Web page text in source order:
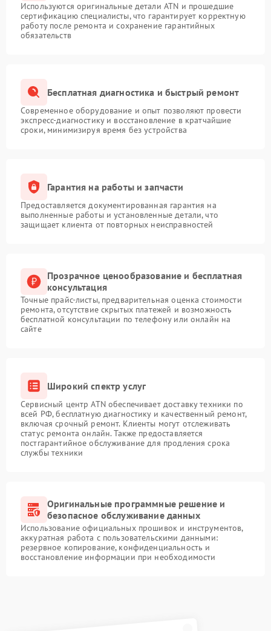
Используются оригинальные детали ATN и прошедшие
сертификацию специалисты, что гарантирует корректную
работу после ремонта и сохранение гарантийных
обязательств
Бесплатная диагностика и быстрый ремонт
Современное оборудование и опыт позволяют провести
экспресс-диагностику и восстановление в кратчайшие
сроки, минимизируя время без устройства
Гарантия на работы и запчасти
Предоставляется документированная гарантия на
выполненные работы и установленные детали, что
защищает клиента от повторных неисправностей
Прозрачное ценообразование и бесплатная
консультация
Точные прайс-листы, предварительная оценка стоимости
ремонта, отсутствие скрытых платежей и возможность
бесплатной консультации по телефону или онлайн на
сайте
Широкий спектр услуг
Сервисный центр ATN обеспечивает доставку техники по
всей РФ, бесплатную диагностику и качественный ремонт,
включая срочный ремонт. Клиенты могут отслеживать
статус ремонта онлайн. Также предоставляется
постгарантийное обслуживание для продления срока
службы техники
Оригинальные программные решение и
безопасное обслуживание данных
Использование официальных прошивок и инструментов,
аккуратная работа с пользовательскими данными:
резервное копирование, конфиденциальность и
восстановление информации при необходимости